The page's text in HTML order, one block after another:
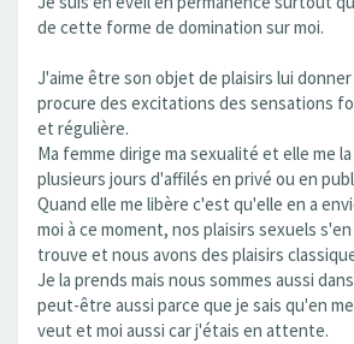
de cette forme de domination sur moi.
J'aime être son objet de plaisirs lui
procure des excitations des sensations
et régulière.
Ma femme dirige ma sexualité et elle me
plusieurs jours d'affilés en privé ou en
Quand elle me libère c'est qu'elle en a
moi à ce moment, nos plaisirs sexuels
trouve et nous avons des plaisirs
Je la prends mais nous sommes aussi
peut-être aussi parce que je sais qu'en
veut et moi aussi car j'étais en attente.